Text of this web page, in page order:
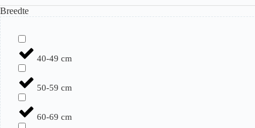
Breedte
40-49 cm
50-59 cm
60-69 cm